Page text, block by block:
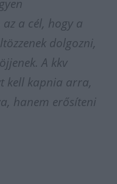
a cél, hogy a
dolgozni,
A kkv
kell kapnia arra,
hanem erősíteni